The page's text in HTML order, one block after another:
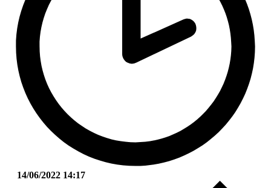
14/06/2022 14:17